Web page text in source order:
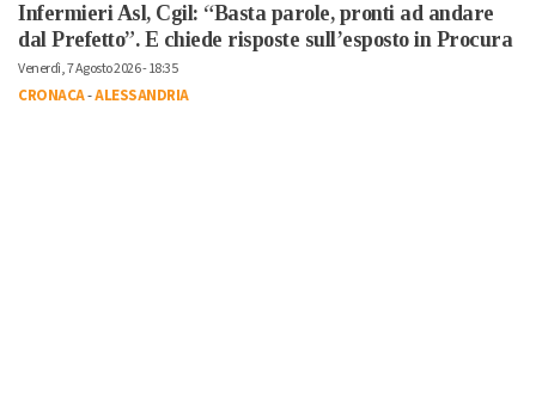
Infermieri Asl, Cgil: “Basta parole, pronti ad andare
dal Prefetto”. E chiede risposte sull’esposto in Procura
Venerdì, 7 Agosto 2026 - 18:35
CRONACA-ALESSANDRIA